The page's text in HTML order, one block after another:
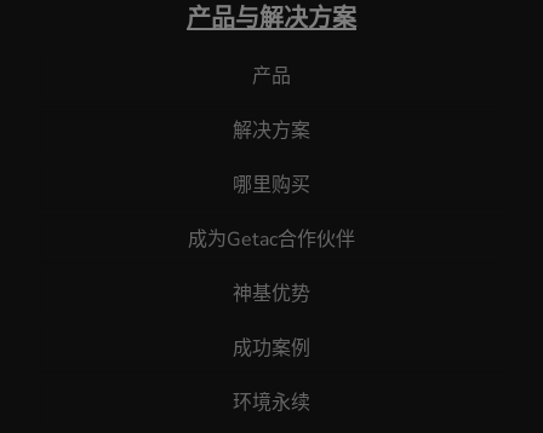
产品与解决方案
产品
解决方案
哪里购买
成为Getac合作伙伴
神基优势
成功案例
环境永续